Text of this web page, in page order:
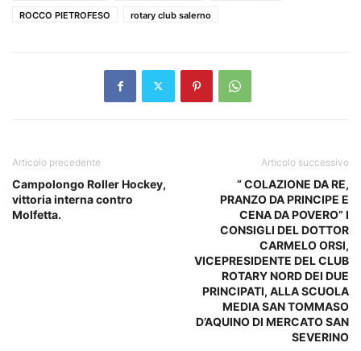
ROCCO PIETROFESO
rotary club salerno
Articolo precedente
Campolongo Roller Hockey,
vittoria interna contro
Molfetta.
Articolo successivo
“ COLAZIONE DA RE,
PRANZO DA PRINCIPE E
CENA DA POVERO” I
CONSIGLI DEL DOTTOR
CARMELO ORSI,
VICEPRESIDENTE DEL CLUB
ROTARY NORD DEI DUE
PRINCIPATI, ALLA SCUOLA
MEDIA SAN TOMMASO
D’AQUINO DI MERCATO SAN
SEVERINO